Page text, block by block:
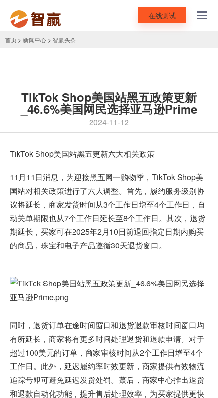
在线测试
首页 > 新闻中心 > 智赢头条
TikTok Shop美国站黑五政策更新
_46.6%美国网民选择亚马逊Prime
2024-11-12
TikTok Shop美国站黑五更新六大相关政策
11月11日消息，为迎接黑五网一购物季，TikTok Shop美
国站对相关政策进行了六大调整。首先，履约服务级别协
议将延长，商家发货时间从3个工作日增至4个工作日，自
动关单期限也从7个工作日延长至8个工作日。其次，退货
期延长，买家可在2025年2月10日前退回指定日期内购买
的商品，珠宝和电子产品遵循30天退货窗口。
同时，退货订单在途时间窗口和退货退款审核时间窗口均
有所延长，商家将有更多时间处理退货和退款申请。对于
超过100美元的订单，商家审核时间从2个工作日增至4个
工作日。此外，延迟履约率时效更新，商家提供有效物流
追踪号即可避免延迟发货处罚。蕞后，商家中心推出退货
和退款自动化功能，提升售后处理效率，为买家提供更快